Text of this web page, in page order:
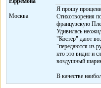
Москва
Я прошу
Стихотворения
французскую
Удивилась
"Костёр" дают
"передаются из
кто это видит и
воздушный
В качестве